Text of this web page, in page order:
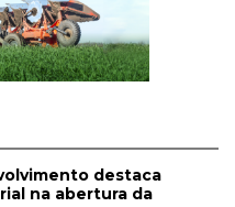
destaca
na abertura da